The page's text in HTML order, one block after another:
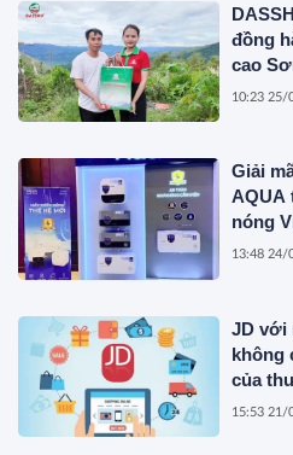
đồng
cao
bền
10:23 25/
Giải
AQUA
nóng
13:48 24/
JD với
không
của
15:53 21/